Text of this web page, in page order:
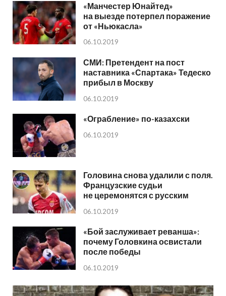
«Манчестер Юнайтед»
на выезде потерпел поражение
от «Ньюкасла»
06.10.2019
СМИ: Претендент на пост
наставника «Спартака» Тедеско
прибыл в Москву
06.10.2019
«Ограбление» по-казахски
06.10.2019
Головина снова удалили с поля.
Французские судьи
не церемонятся с русским
06.10.2019
«Бой заслуживает реванша»:
почему Головкина освистали
после победы
06.10.2019